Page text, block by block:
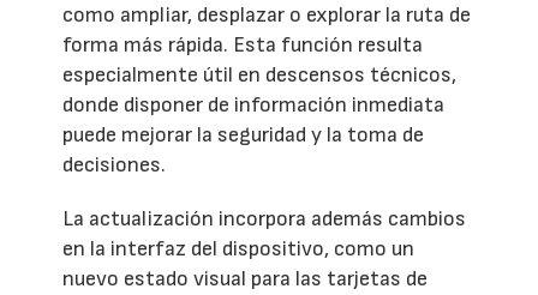
como ampliar, desplazar o explorar la ruta de
forma más rápida. Esta función resulta
especialmente útil en descensos técnicos,
donde disponer de información inmediata
puede mejorar la seguridad y la toma de
decisiones.
La actualización incorpora además cambios
en la interfaz del dispositivo, como un
nuevo estado visual para las tarjetas de